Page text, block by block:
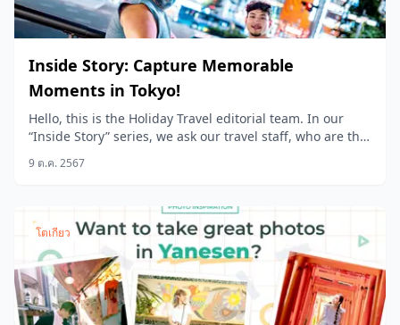
Inside Story: Capture Memorable
Moments in Tokyo!
Hello, this is the Holiday Travel editorial team. In our
“Inside Story” series, we ask our travel staff, who are the
products we sell at Holiday Travel!
9 ต.ค. 2567
โตเกียว